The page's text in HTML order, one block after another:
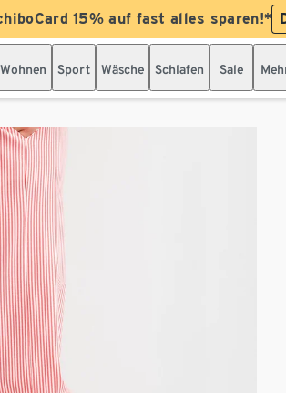
15% auf fast alles sparen!*
Wohnen Sport Wäsche Schlafen Sale